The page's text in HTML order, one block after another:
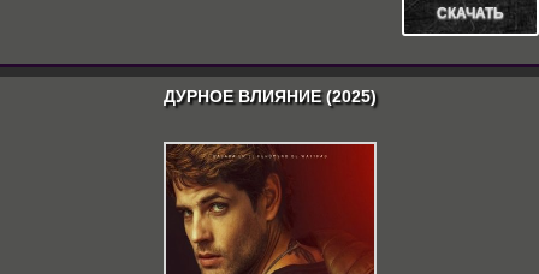
СКАЧАТЬ
ДУРНОЕ ВЛИЯНИЕ (2025)